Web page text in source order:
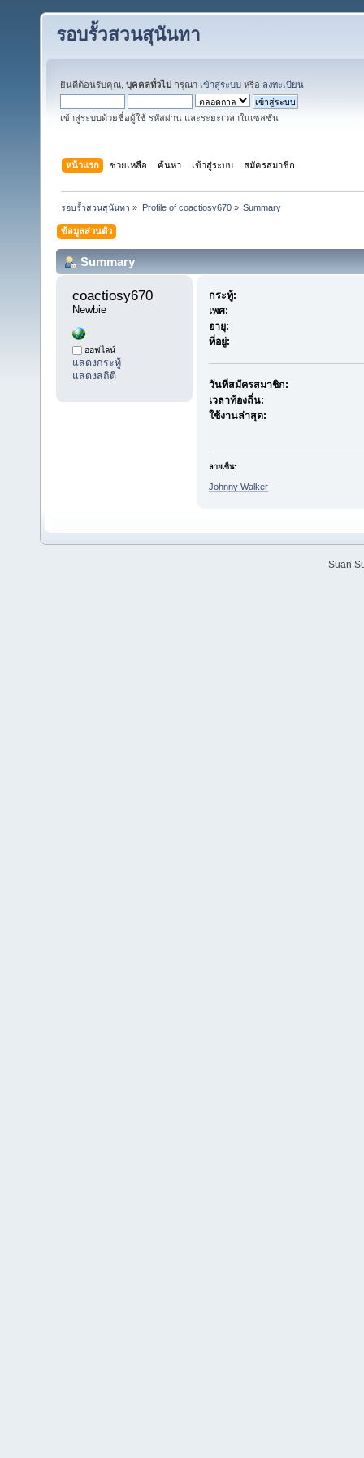
รอบรั้วสวนสุนันทา
ยินดีต้อนรับคุณ, บุคคลทั่วไป กรุณา เข้าสู่ระบบ หรือ ลงทะเบียน
เข้าสู่ระบบด้วยชื่อผู้ใช้ รหัสผ่าน และระยะเวลาในเซสชั่น
หน้าแรก ช่วยเหลือ ค้นหา เข้าสู่ระบบ สมัครสมาชิก
รอบรั้วสวนสุนันทา » Profile of coactiosy670» Summary
ข้อมูลส่วนตัว
Summary
coactiosy670
Newbie
ออฟไลน์
แสดงกระทู้
แสดงสถิติ
กระทู้:
เพศ:
อายุ:
ที่อยู่:
วันที่สมัครสมาชิก:
เวลาท้องถิ่น:
ใช้งานล่าสุด:
ลายเซ็น:
Johnny Walker
Suan